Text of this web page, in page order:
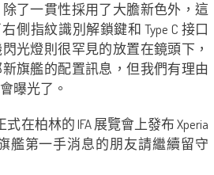
了一貫性採用了大膽新色外，這
右側指紋識別解鎖鍵和 Type C 接口
光燈則很罕見的放置在鏡頭下，
旗艦的配置訊息，但我們有理由
曝光了。
式在柏林的 IFA 展覽會上發布 Xperia
艦第一手消息的朋友請繼續留守